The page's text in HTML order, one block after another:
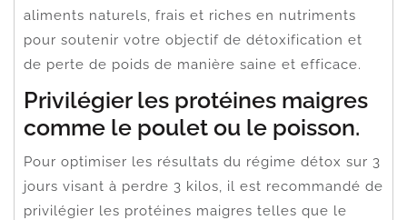
aliments naturels, frais et riches en nutriments
pour soutenir votre objectif de détoxification et
de perte de poids de manière saine et efficace.
Privilégier les protéines maigres
comme le poulet ou le poisson.
Pour optimiser les résultats du régime détox sur 3
jours visant à perdre 3 kilos, il est recommandé de
privilégier les protéines maigres telles que le